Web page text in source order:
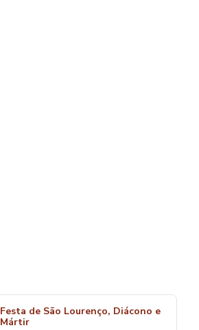
Festa de São Lourenço, Diácono e
Mártir